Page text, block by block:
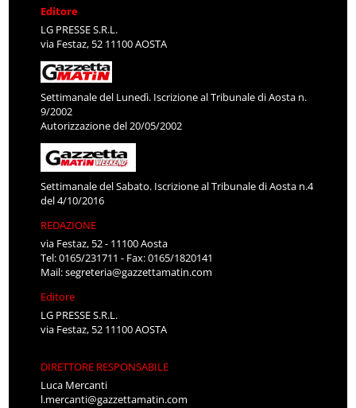
Editore
LG PRESSE S.R.L.
via Festaz, 52 11100 AOSTA
Settimanale del Lunedì. Iscrizione al Tribunale di Aosta n.
9/2002
Autorizzazione del 20/05/2002
Settimanale del Sabato. Iscrizione al Tribunale di Aosta n.4
del 4/10/2016
REDAZIONE
via Festaz, 52 - 11100 Aosta
Tel: 0165/231711 - Fax: 0165/1820141
Mail:segreteria@gazzettamatin.com
Editore
LG PRESSE S.R.L.
via Festaz, 52 11100 AOSTA
DIRETTORE RESPONSABILE
Luca Mercanti
l.mercanti@gazzettamatin.com